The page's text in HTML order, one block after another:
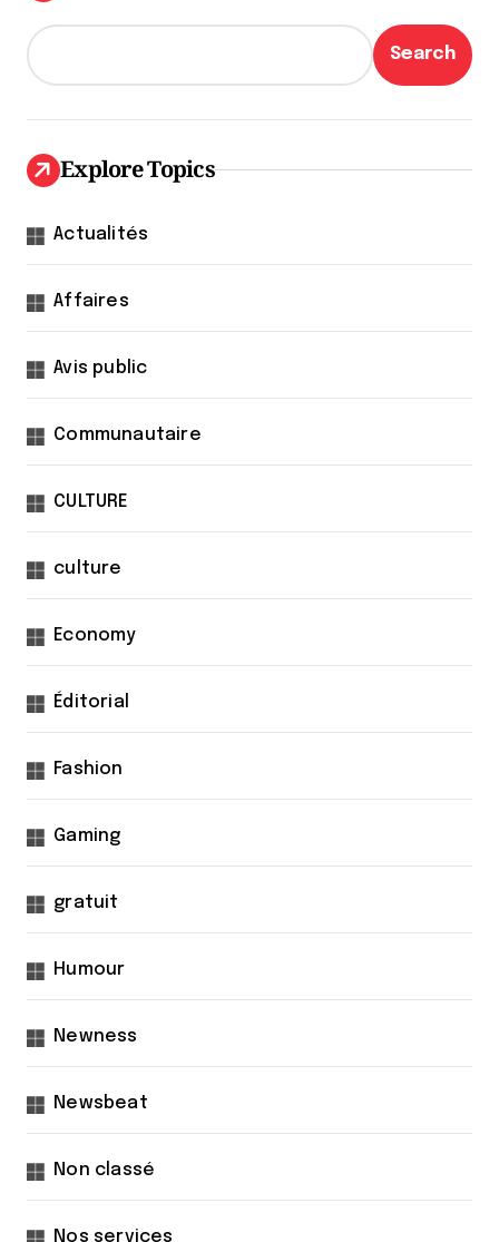
Search
Explore Topics
Actualités
Affaires
Avis public
Communautaire
CULTURE
culture
Economy
Éditorial
Fashion
Gaming
gratuit
Humour
Newness
Newsbeat
Non classé
Nos services